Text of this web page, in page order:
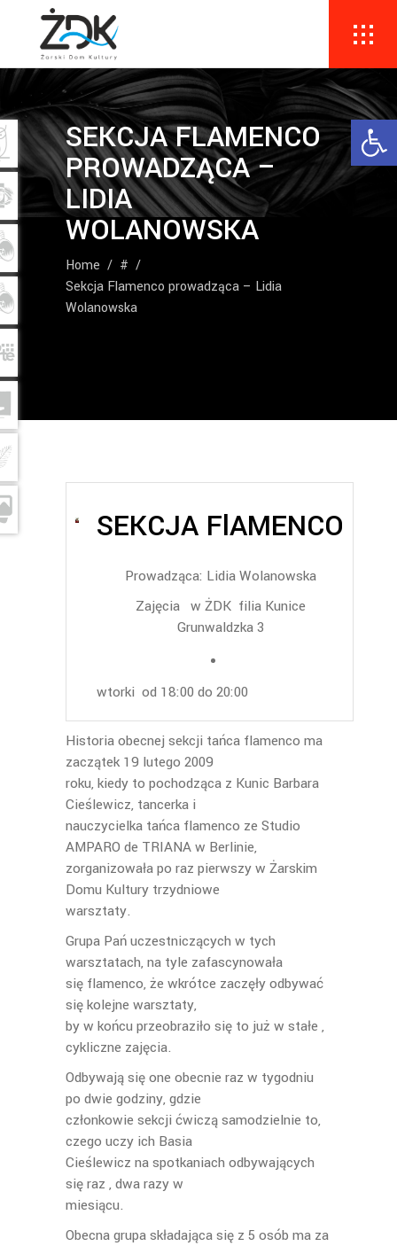
SEKCJA FLAMENCO
PROWADZĄCA –
LIDIA
WOLANOWSKA
Home / # /
Sekcja Flamenco prowadząca – Lidia
Wolanowska
SEKCJA FlAMENCO
Prowadząca: Lidia Wolanowska
Zajęcia w ŻDK filia Kunice
Grunwaldzka 3
wtorki od 18:00 do 20:00
Historia obecnej sekcji tańca flamenco ma
zaczątek 19 lutego 2009
roku, kiedy to pochodząca z Kunic Barbara
Cieślewicz, tancerka i
nauczycielka tańca flamenco ze Studio
AMPARO de TRIANA w Berlinie,
zorganizowała po raz pierwszy w Żarskim
Domu Kultury trzydniowe
warsztaty.
Grupa Pań uczestniczących w tych
warsztatach, na tyle zafascynowała
się flamenco, że wkrótce zaczęły odbywać
się kolejne warsztaty,
by w końcu przeobraziło się to już w stałe ,
cykliczne zajęcia.
Odbywają się one obecnie raz w tygodniu
po dwie godziny, gdzie
członkowie sekcji ćwiczą samodzielnie to,
czego uczy ich Basia
Cieślewicz na spotkaniach odbywających
się raz , dwa razy w
miesiącu.
Obecna grupa składająca się z 5 osób ma za